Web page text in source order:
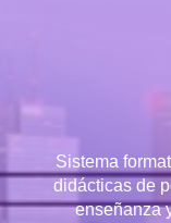
Sistema
didácticas de
enseñanza